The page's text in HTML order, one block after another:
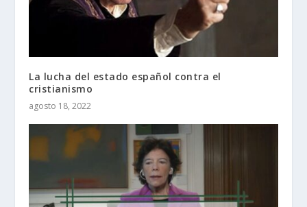
La lucha del estado español contra el
cristianismo
agosto 18, 2022